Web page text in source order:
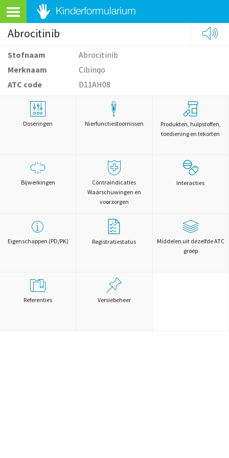
Abrocitinib
Stofnaam
Abrocitinib
Merknaam
Cibinqo
ATC code
D11AH08
Doseringen Nierfunctiestoornissen
Produkten, hulpstoffen,
toediening en tekorten
Bijwerkingen
Contraindicaties
Waarschuwingen en
voorzorgen
Interacties
Eigenschappen (PD/PK) Registratiestatus
Middelen uit dezelfde ATC
groep
Referenties Versiebeheer